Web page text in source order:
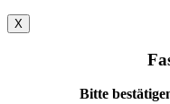
X
Bitte